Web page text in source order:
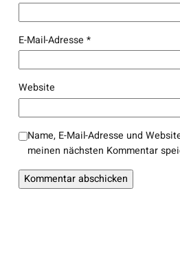
E-Mail-Adresse *
Website
Name, E-Mail-Adresse und
meinen nächsten Kommentar